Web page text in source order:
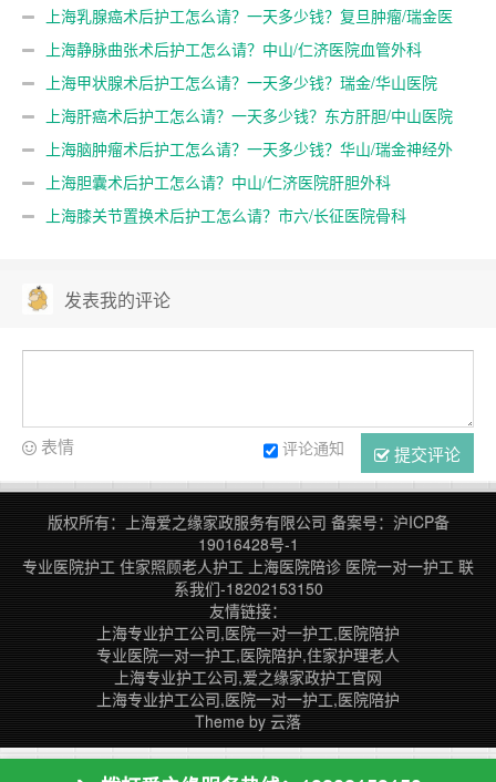
上海乳腺癌术后护工怎么请？一天多少钱？复旦肿瘤/瑞金医
院
上海静脉曲张术后护工怎么请？中山/仁济医院血管外科
上海甲状腺术后护工怎么请？一天多少钱？瑞金/华山医院
上海肝癌术后护工怎么请？一天多少钱？东方肝胆/中山医院
上海脑肿瘤术后护工怎么请？一天多少钱？华山/瑞金神经外
科
上海胆囊术后护工怎么请？中山/仁济医院肝胆外科
上海膝关节置换术后护工怎么请？市六/长征医院骨科
发表我的评论
提交评论
评论通知
表情
版权所有：上海爱之缘家政服务有限公司 备案号： 沪ICP备
19016428号-1
专业医院护工 住家照顾老人护工 上海医院陪诊 医院一对一护工 联
系我们-18202153150
友情链接：
上海专业护工公司,医院一对一护工,医院陪护
专业医院一对一护工,医院陪护,住家护理老人
上海专业护工公司,爱之缘家政护工官网
上海专业护工公司,医院一对一护工,医院陪护
Theme by 云落